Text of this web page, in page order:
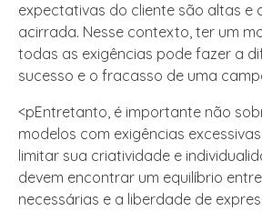
expectativas do cliente são altas e
acirrada. Nesse contexto, ter um
todas as exigências pode fazer a
sucesso e o fracasso de uma
<pEntretanto, é importante não
modelos com exigências
limitar sua criatividade e
devem encontrar um equilíbrio
necessárias e a liberdade de